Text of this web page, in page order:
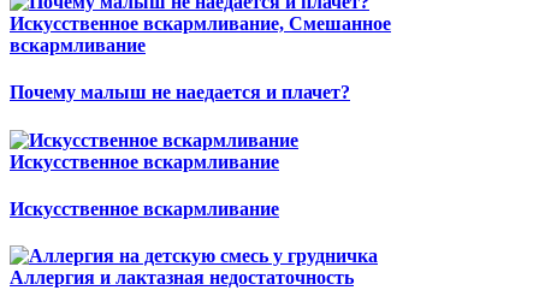
Искусственное вскармливание, Смешанное
вскармливание
Почему малыш не наедается и плачет?
Искусственное вскармливание
Искусственное вскармливание
Аллергия и лактазная недостаточность